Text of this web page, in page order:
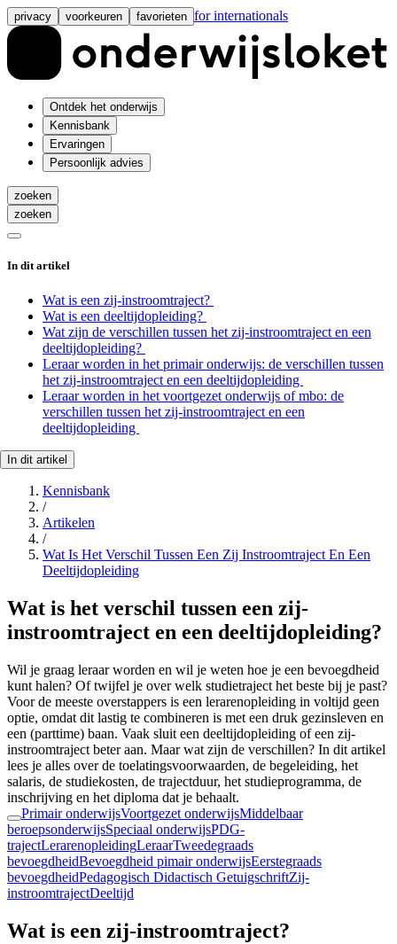
privacy voorkeuren favorieten for internationals
Ontdek het onderwijs
Kennisbank
Ervaringen
Persoonlijk advies
zoeken
zoeken
In dit artikel
Wat is een zij-instroomtraject?
Wat is een deeltijdopleiding?
Wat zijn de verschillen tussen het zij-instroomtraject en een
deeltijdopleiding?
Leraar worden in het primair onderwijs: de verschillen tussen
het zij-instroomtraject en een deeltijdopleiding
Leraar worden in het voortgezet onderwijs of mbo: de
verschillen tussen het zij-instroomtraject en een
deeltijdopleiding
In dit artikel
Kennisbank
/
Artikelen
/
Wat Is Het Verschil Tussen Een Zij Instroomtraject En Een
Deeltijdopleiding
Wat is het verschil tussen een zij-
instroomtraject en een deeltijdopleiding?
Wil je graag leraar worden en wil je weten hoe je een bevoegdheid
kunt halen? Of twijfel je over welk studietraject het beste bij je past?
Voor de meeste overstappers is een lerarenopleiding in voltijd geen
optie, omdat dit lastig te combineren is met een druk gezinsleven en
een (parttime) baan. Vaak sluit een deeltijdopleiding of een zij-
instroomtraject beter aan. Maar wat zijn de verschillen? In dit artikel
lees je alles over de toelatingsvoorwaarden, de begeleiding, het
salaris, de studiekosten, de trajectduur, het studieprogramma, de
inschrijving en het diploma dat je behaalt.
Primair onderwijsVoortgezet onderwijsMiddelbaar
beroepsonderwijsSpeciaal onderwijsPDG-
trajectLerarenopleidingLeraarTweedegraads
bevoegdheidBevoegdheid pimair onderwijsEerstegraads
bevoegdheidPedagogisch Didactisch GetuigschriftZij-
instroomtrajectDeeltijd
Wat is een zij-instroomtraject?